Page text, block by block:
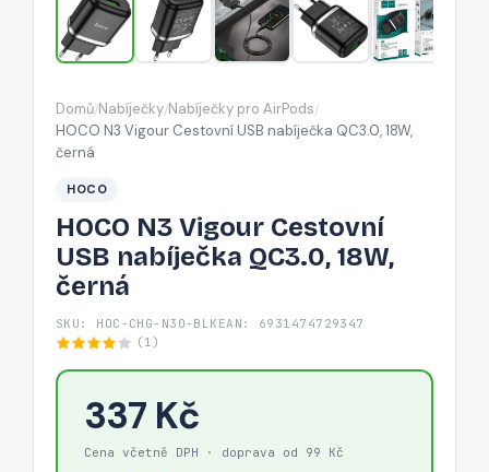
18W,
černá
Domů/Nabíječky/Nabíječky pro AirPods/
HOCO N3 Vigour Cestovní USB nabíječka QC3.0, 18W,
černá
HOCO
HOCO N3 Vigour Cestovní
USB nabíječka QC3.0, 18W,
černá
SKU: HOC-CHG-N30-BLK EAN: 6931474729347
(1)
337 Kč
Cena včetně DPH · doprava od 99 Kč